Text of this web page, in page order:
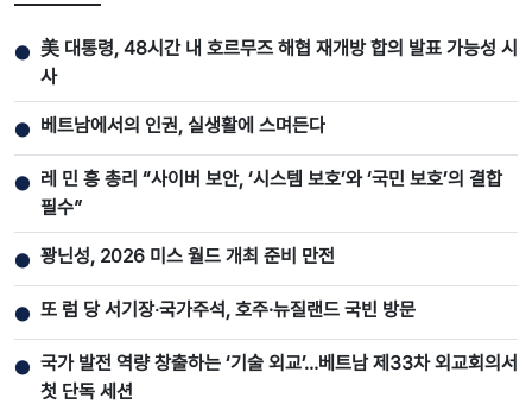
● 美 대통령, 48시간 내 호르무즈 해협 재개방 합의 발표 가능성 시
사
● 베트남에서의 인권, 실생활에 스며든다
● 레 민 흥 총리 “사이버 보안, ‘시스템 보호’와 ‘국민 보호’의 결합
필수”
● 꽝닌성, 2026 미스 월드 개최 준비 만전
● 또 럼 당 서기장‧국가주석, 호주·뉴질랜드 국빈 방문
● 국가 발전 역량 창출하는 ‘기술 외교’…베트남 제33차 외교회의서
첫 단독 세션